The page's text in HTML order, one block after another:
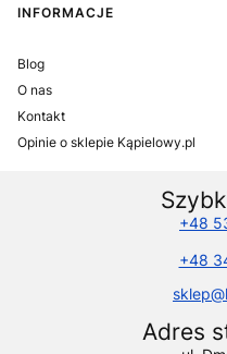
INFORMACJE
Blog
O nas
Kontakt
Opinie o sklepie Kąpielowy.pl
+48
+48
Adres